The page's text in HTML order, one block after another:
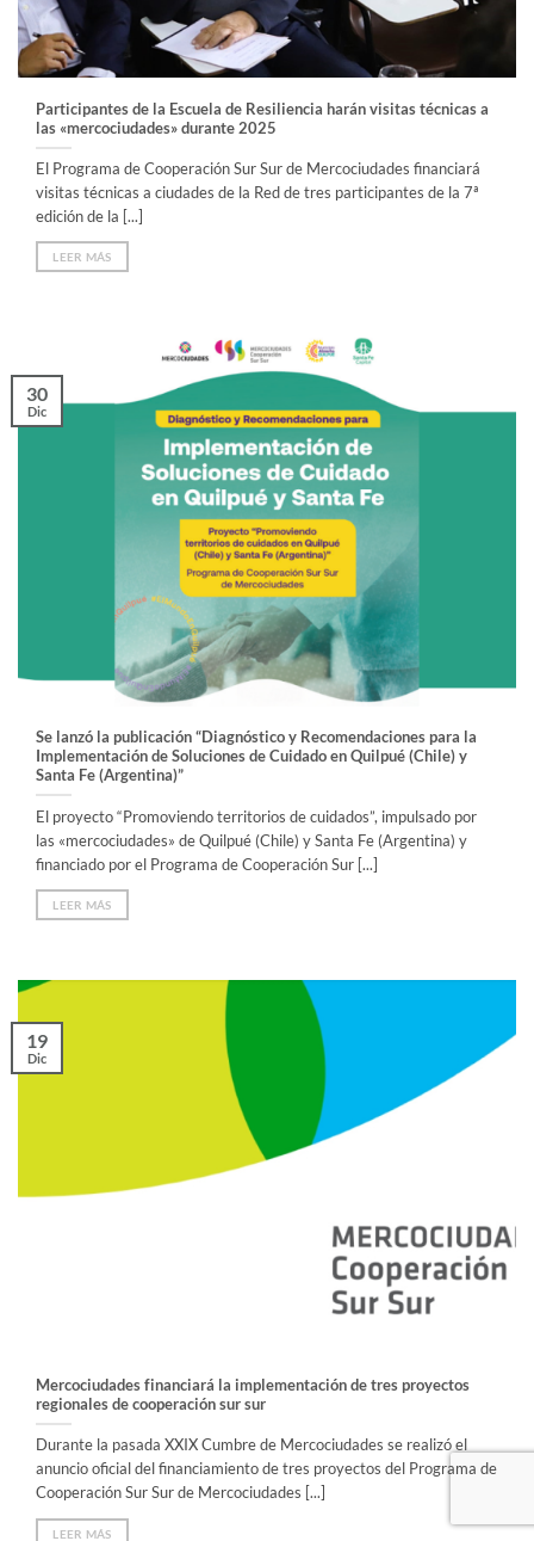
Participantes de la Escuela de Resiliencia harán visitas técnicas a
las «mercociudades» durante 2025
El Programa de Cooperación Sur Sur de Mercociudades financiará
visitas técnicas a ciudades de la Red de tres participantes de la 7ª
edición de la [...]
LEER MÁS
Se lanzó la publicación “Diagnóstico y Recomendaciones para la
Implementación de Soluciones de Cuidado en Quilpué (Chile) y
Santa Fe (Argentina)”
El proyecto “Promoviendo territorios de cuidados”, impulsado por
las «mercociudades» de Quilpué (Chile) y Santa Fe (Argentina) y
financiado por el Programa de Cooperación Sur [...]
LEER MÁS
30
Dic
Mercociudades financiará la implementación de tres proyectos
regionales de cooperación sur sur
Durante la pasada XXIX Cumbre de Mercociudades se realizó el
anuncio oficial del financiamiento de tres proyectos del Programa de
Cooperación Sur Sur de Mercociudades [...]
LEER MÁS
19
Dic